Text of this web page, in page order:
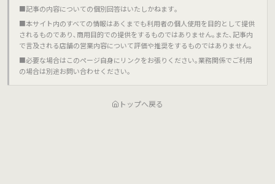
■記事の内容についての個別回答はいたしかねます｡
■本サイト内のすべての情報はあくまでも利用者の個人使用を目的として提供
されるものであり､商用目的での提供をするものではありません｡また､記事内
で言及される店舗の営業内容について評価や推奨をするものではありません｡
■必要な場合はこのページ自身にリンクをお張りください｡業務関係でご利用
の場合は別途お問い合わせください｡
トップへ戻る